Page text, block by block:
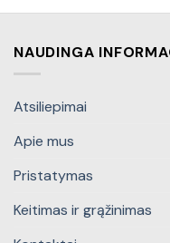
NAUDINGA
Atsiliepimai
Apie mus
Pristatymas
Keitimas ir grąžinimas